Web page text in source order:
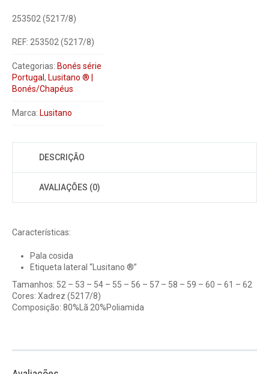
253502 (5217/8)
REF: 253502 (5217/8)
Categorias: Bonés série
Portugal , Lusitano ® |
Bonés/Chapéus
Marca: Lusitano
DESCRIÇÃO
AVALIAÇÕES (0)
Características:
Pala cosida
Etiqueta lateral “Lusitano ®”
Tamanhos: 52 – 53 – 54 – 55 – 56 – 57 – 58 – 59 – 60 – 61 – 62
Cores: Xadrez (5217/8)
Composição: 80%Lã 20%Poliamida